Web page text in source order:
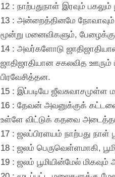
12 : நாற்பதுநாள் இரவும்
13 : அன்றைத்தினமே நோவாவும்,
மூன்று மனைவிகளும்,
14 : அவர்களோடு
ஜாதிஜாதியான சகலவித ஊரும்
பிரவேசித்தன.
15 : இப்படியே
16 : தேவன் அவனுக்குக்
உள்ளே விட்டுக் கதவை
17 : ஜலப்பிரளயம் நாற்பது
18 : ஜலம் பெருவெள்ளமாகி,
19 : ஜலம் பூமியின்மேல்